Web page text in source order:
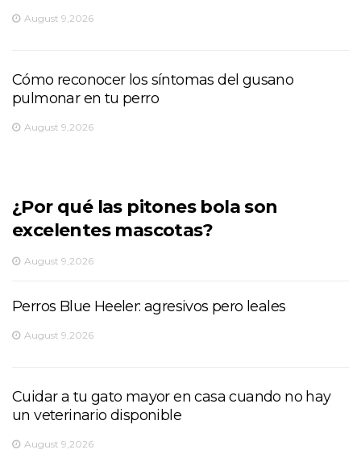
August 9,2026
Cómo reconocer los síntomas del gusano
pulmonar en tu perro
August 9,2026
¿Por qué las pitones bola son
excelentes mascotas?
August 9,2026
Perros Blue Heeler: agresivos pero leales
August 9,2026
Cuidar a tu gato mayor en casa cuando no hay
un veterinario disponible
August 9,2026